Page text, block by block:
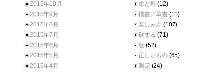
2015年10月
2015年9月
2015年8月
2015年7月
2015年6月
2015年5月
2015年4月
柔と剛 (12)
楷書／草書 (11)
楽しみ方 (107)
欲する (71)
歌 (52)
正しいもの (65)
測定 (24)